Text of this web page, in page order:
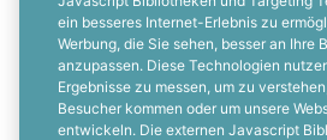
ein besseres Internet-Erlebnis zu
Werbung, die Sie sehen, besser an Ihre
anzupassen. Diese Technologien
Ergebnisse zu messen, um zu
Besucher kommen oder um unsere
entwickeln. Die externen Javascript